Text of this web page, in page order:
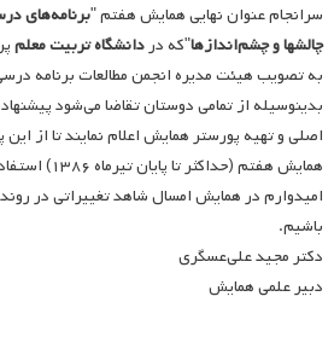
سرانجام عنوان نهایی همایش هفتم "برنامه‌های
چالشها و چشم‌اندازها"که در دانشگاه تربیت معلم
به تصویب هیئت مدیره انجمن مطالعات برنامه
بدینوسیله از تمامی دوستان تقاضا می‌شود
اصلی و تهیه پورستر همایش اعلام نمایند تا از
همایش هفتم (حداکثر تا پایان تیرماه ۱۳۸۶) استفاده نماییم.
امیدوارم در همایش امسال شاهد تغییراتی در
باشیم.
دکتر مجید علی‌عسگری
دبیر علمی همایش